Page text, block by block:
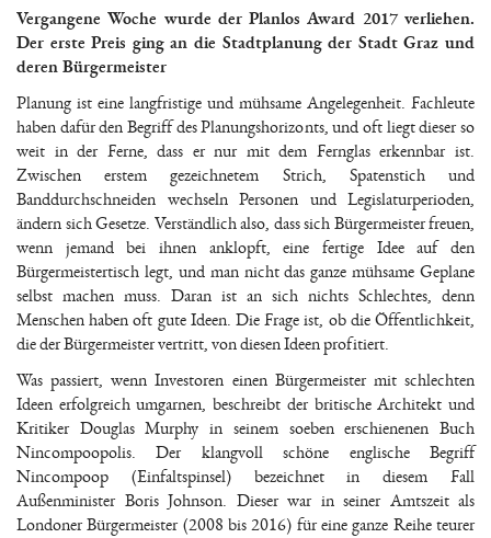
Vergangene Woche wurde der Planlos Award 2017 verliehen.
Der erste Preis ging an die Stadtplanung der Stadt Graz und
deren Bürgermeister
Planung ist eine langfristige und mühsame Angelegenheit. Fachleute
haben dafür den Begriff des Planungshorizonts, und oft liegt dieser so
weit in der Ferne, dass er nur mit dem Fernglas erkennbar ist.
Zwischen erstem gezeichnetem Strich, Spatenstich und
Banddurchschneiden wechseln Personen und Legislaturperioden,
ändern sich Gesetze. Verständlich also, dass sich Bürgermeister freuen,
wenn jemand bei ihnen anklopft, eine fertige Idee auf den
Bürgermeistertisch legt, und man nicht das ganze mühsame Geplane
selbst machen muss. Daran ist an sich nichts Schlechtes, denn
Menschen haben oft gute Ideen. Die Frage ist, ob die Öffentlichkeit,
die der Bürgermeister vertritt, von diesen Ideen profitiert.
Was passiert, wenn Investoren einen Bürgermeister mit schlechten
Ideen erfolgreich umgarnen, beschreibt der britische Architekt und
Kritiker Douglas Murphy in seinem soeben erschienenen Buch
Nincompoopolis. Der klangvoll schöne englische Begriff
Nincompoop (Einfaltspinsel) bezeichnet in diesem Fall
Außenminister Boris Johnson. Dieser war in seiner Amtszeit als
Londoner Bürgermeister (2008 bis 2016) für eine ganze Reihe teurer